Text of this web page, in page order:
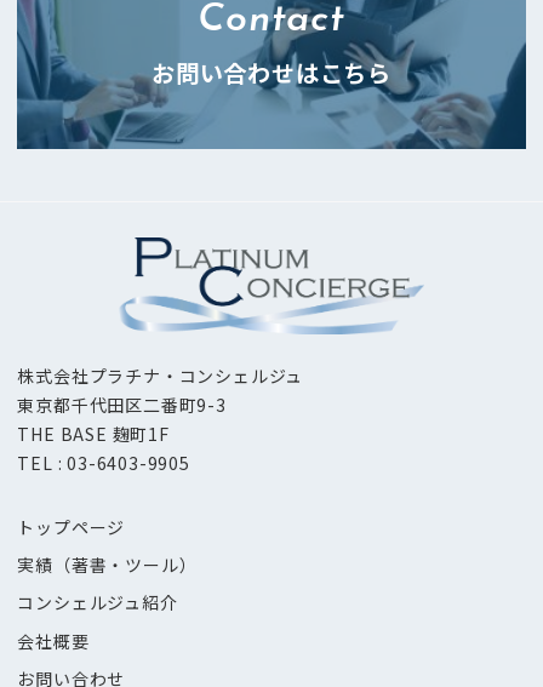
Contact
お問い合わせはこちら
株式会社プラチナ・コンシェルジュ
東京都千代田区二番町9-3
THE BASE 麹町1F
TEL : 03-6403-9905
トップページ
実績（著書・ツール）
コンシェルジュ紹介
会社概要
お問い合わせ